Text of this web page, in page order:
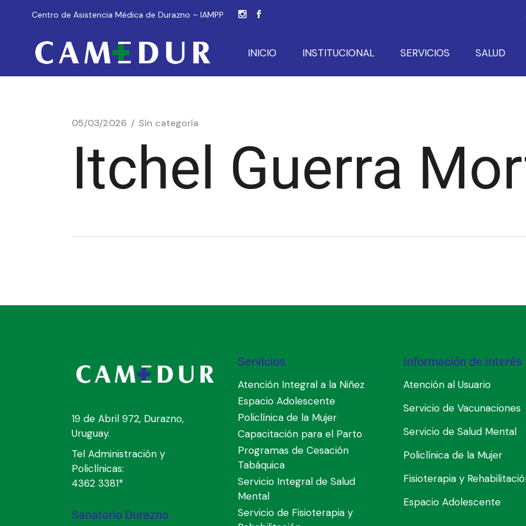
Centro de Asistencia Médica de Durazno – IAMPP
INICIO INSTITUCIONAL SERVICIOS SALUD
05/03/2026 Sin categoría
Itchel Guerra
19 de Abril 972, Durazno,
Uruguay.
Tel Administración y
Policlínicas:
4362 3381*
Sanatorio Durazno
Servicios
Atención Integral a la Niñez
Espacio Adolescente
Policlínica de la Mujer
Capacitación para el Parto
Programas de Cesación
Tabáquica
Servicio Integral de Salud
Mental
Servicio de Fisioterapia y
Información de Interés
Atención al Usuario
Servicio de Vacunaciones
Servicio de Salud Mental
Policlínica de la Mujer
Fisioterapia y
Espacio Adolescente